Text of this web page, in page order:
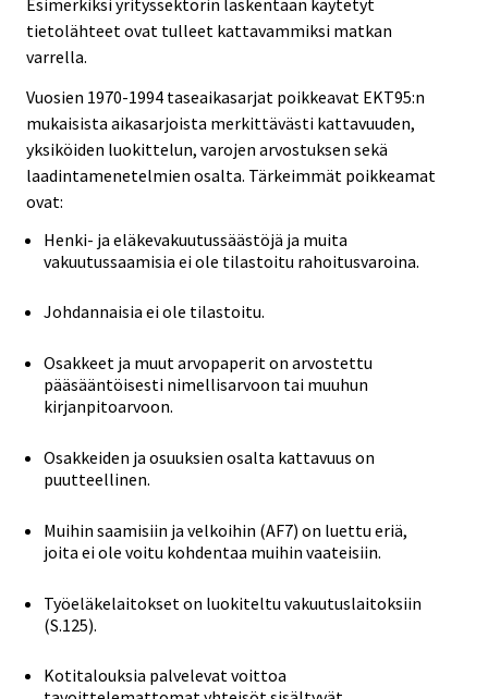
tietolähteet ovat tulleet kattavammiksi matkan
varrella.
Vuosien 1970-1994 taseaikasarjat poikkeavat EKT95:n
mukaisista aikasarjoista merkittävästi kattavuuden,
yksiköiden luokittelun, varojen arvostuksen sekä
laadintamenetelmien osalta. Tärkeimmät poikkeamat
ovat:
Henki- ja eläkevakuutussäästöjä ja muita
vakuutussaamisia ei ole tilastoitu rahoitusvaroina.
Johdannaisia ei ole tilastoitu.
Osakkeet ja muut arvopaperit on arvostettu
pääsääntöisesti nimellisarvoon tai muuhun
kirjanpitoarvoon.
Osakkeiden ja osuuksien osalta kattavuus on
puutteellinen.
Muihin saamisiin ja velkoihin (AF7) on luettu eriä,
joita ei ole voitu kohdentaa muihin vaateisiin.
Työeläkelaitokset on luokiteltu vakuutuslaitoksiin
(S.125).
Kotitalouksia palvelevat voittoa